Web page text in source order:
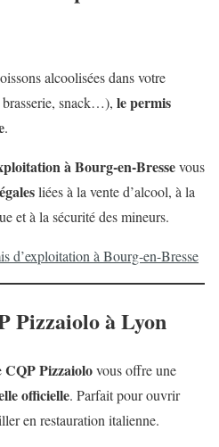
alcoolisées dans votre
brasserie, snack…), le permis
.
à Bourg-en-Bressevous
liées à la vente d’alcool, à la
et à la sécurité des mineurs.
d’exploitation à Bourg-en-Bresse
Pizzaiolo à Lyon
CQP Pizzaiolovous offre une
officielle. Parfait pour ouvrir
en restauration italienne.